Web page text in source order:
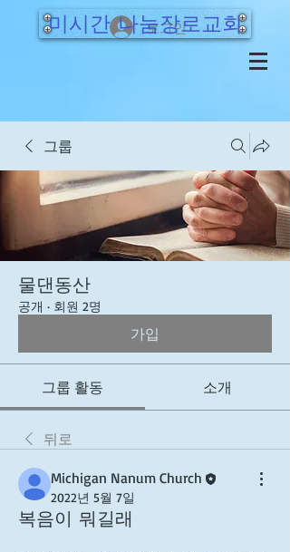
로그인
미시간 나눔장로교회
그룹
물댄동산
공개 · 회원 2명
가입
그룹 활동 소개
뒤로
Michigan Nanum Church
2022년 5월 7일
복음이 뭐길래